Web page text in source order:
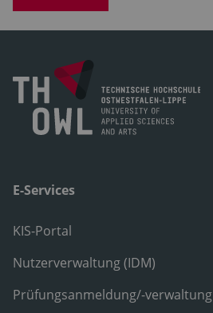
E-Services
KIS-Portal
Nutzerverwaltung (IDM)
Prüfungsanmeldung/-verwaltung